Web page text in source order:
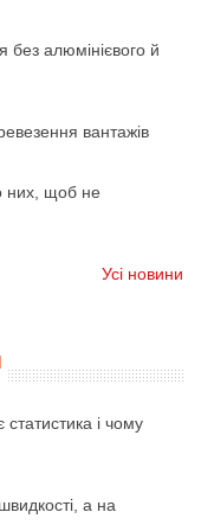
без алюмінієвого й
вантажів
них, щоб не
Усі новини
і чому
а на